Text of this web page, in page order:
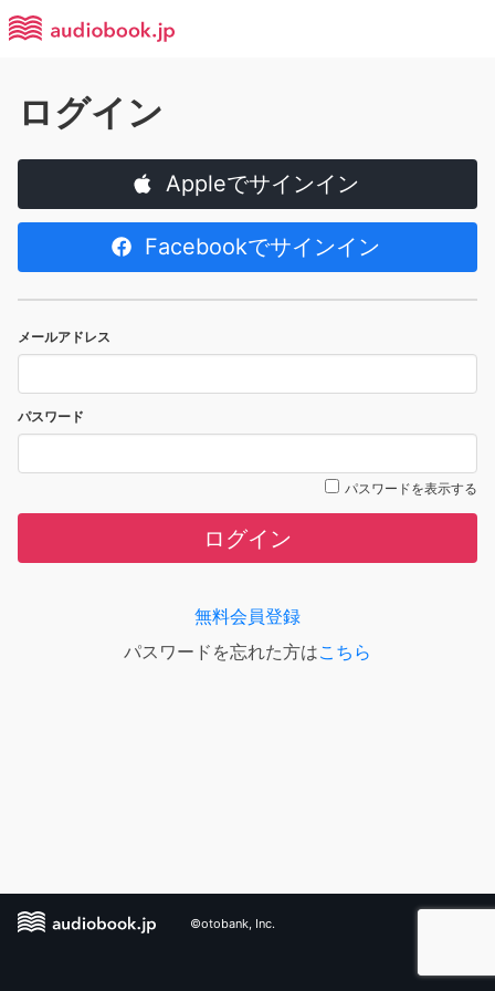
ログイン
Appleでサインイン
Facebookでサインイン
メールアドレス
パスワード
パスワードを表示する
ログイン
無料会員登録
パスワードを忘れた方はこちら
©otobank, Inc.